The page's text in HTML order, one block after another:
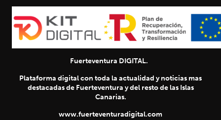
Fuerteventura DIGITAL.
Plataforma digital con toda la actualidad y noticias mas
destacadas de Fuerteventura y del resto de las Islas
Canarias.
www.fuerteventuradigital.com